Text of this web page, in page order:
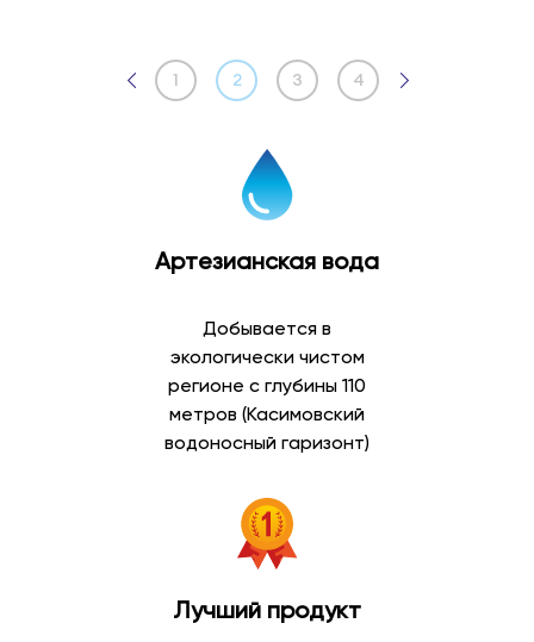
1 2 3 4
Артезианская вода
Добывается в
экологически чистом
регионе с глубины 110
метров (Касимовский
водоносный гаризонт)
Лучший продукт